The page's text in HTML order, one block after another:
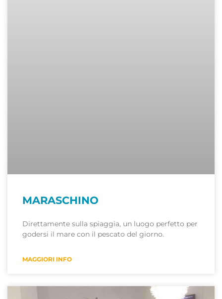
MARASCHINO
Direttamente sulla spiaggia, un luogo perfetto per
godersi il mare con il pescato del giorno.
MAGGIORI INFO